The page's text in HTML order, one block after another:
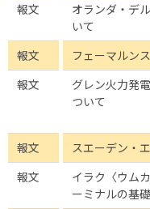
報文
オランダ・デ
いて
報文 フェーマルン
報文
グレン火力発
ついて
報文
スエーデン・
報文
イラク〈ウム
ーミナルの基礎